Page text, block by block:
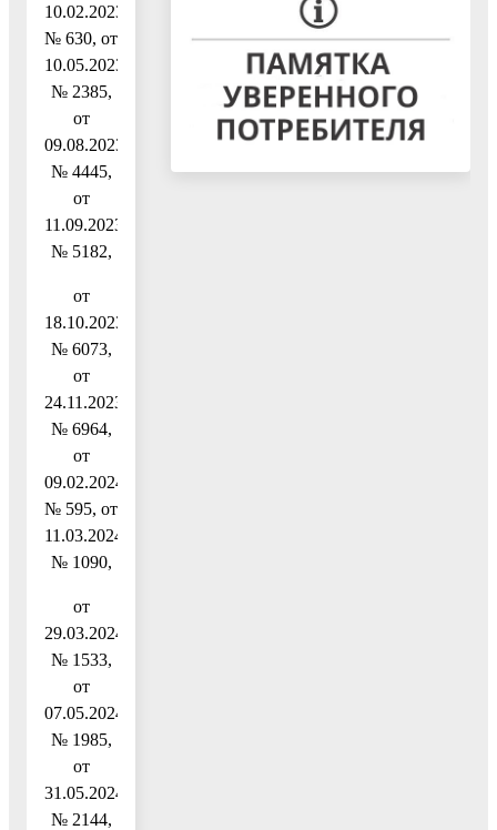
10.02.2023
№ 630, от
10.05.2023
№ 2385,
от
09.08.2023
№ 4445,
от
11.09.2023
№ 5182,
от
18.10.2023
№ 6073,
от
24.11.2023
№ 6964,
от
09.02.2024
№ 595, от
11.03.2024
№ 1090,
от
29.03.2024
№ 1533,
от
07.05.2024
№ 1985,
от
31.05.2024
№ 2144,